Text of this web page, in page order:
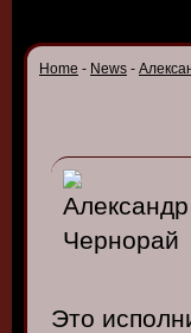
Home - News -
Это